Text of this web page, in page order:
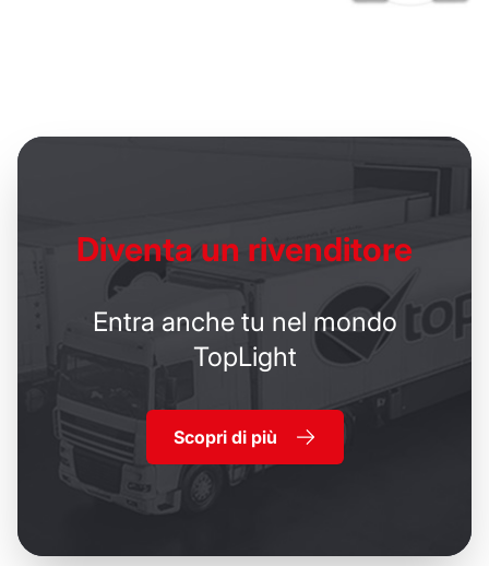
Diventa un rivenditore
Entra anche tu nel mondo
TopLight
Scopri di più